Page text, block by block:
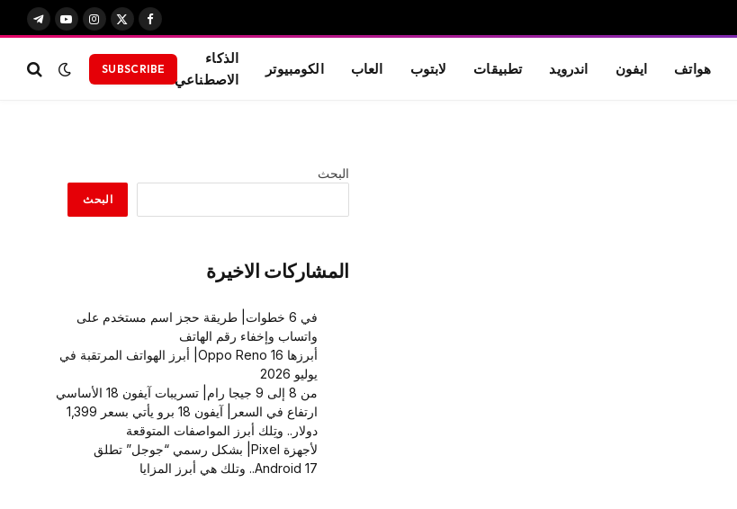
فيسبوك
X
الانستغرام
يوتيوبتيلقرام
هواتف ايفون اندرويد تطبيقات لابتوب العاب الكومبيوتر
الذكاء
الاصطناعي
SUBSCRIBE
البحث
البحث
المشاركات الاخيرة
في 6 خطوات| طريقة حجز اسم مستخدم على
واتساب وإخفاء رقم الهاتف
أبرزها Oppo Reno 16| أبرز الهواتف المرتقبة في
يوليو 2026
من 8 إلى 9 جيجا رام| تسريبات آيفون 18 الأساسي
ارتفاع في السعر| آيفون 18 برو يأتي بسعر 1,399
دولار.. وتِلك أبرز المواصفات المتوقعة
لأجهزة Pixel| بشكل رسمي “جوجل” تطلق
Android 17.. وتلك هي أبرز المزايا